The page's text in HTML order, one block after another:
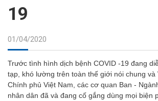
19
01/04/2020
Trước tình hình dịch bệnh COVID -19 đang
tạp, khó lường trên toàn thế giới nói chung và
Chính phủ Việt Nam, các cơ quan Ban -
nhân dân đã và đang cố gắng dùng mọi biện